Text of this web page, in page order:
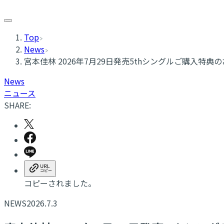
Top
News
宮本佳林 2026年7月29日発売5thシングルご購入特典
News
ニュース
SHARE:
コピーされました。
NEWS2026.7.3